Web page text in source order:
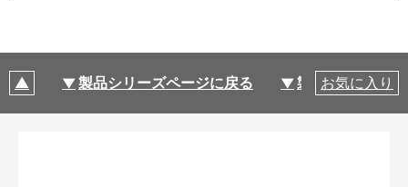
製品シリーズページに戻る 製品仕様
お気に入り